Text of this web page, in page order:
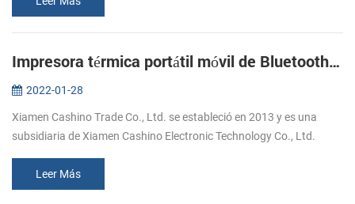
Impresora térmica portátil móvil de Bluetooth móvil de 4 pulgadas Cashino
2022-01-28
Xiamen Cashino Trade Co., Ltd. se estableció en 2013 y es una
subsidiaria de Xiamen Cashino Electronic Technology Co., Ltd.
altamente especial...
Leer Más